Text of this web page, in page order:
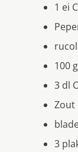
1 ei
100
3 dl
Zout
3